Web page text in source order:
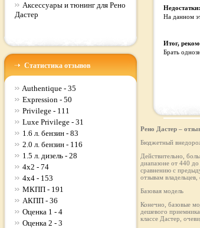
Аксессуары и тюнинг для Рено
Дастер
Статистика отзывов
Authentique - 35
Expression - 50
Privilege - 111
Luxe Privilege - 31
1.6 л. бензин - 83
2.0 л. бензин - 116
1.5 л. дизель - 28
4x2 - 74
4x4 - 153
МКПП - 191
АКПП - 36
Оценка 1 - 4
Оценка 2 - 3
Недостатки:
На данном
Итог,
Брать
Рено Дастер –
Бюджетный
Действительно,
диапазоне от 440
сравнению с
отзывам владельцев,
Базовая модель
Конечно, базовые
дешевого
классе Дастер,